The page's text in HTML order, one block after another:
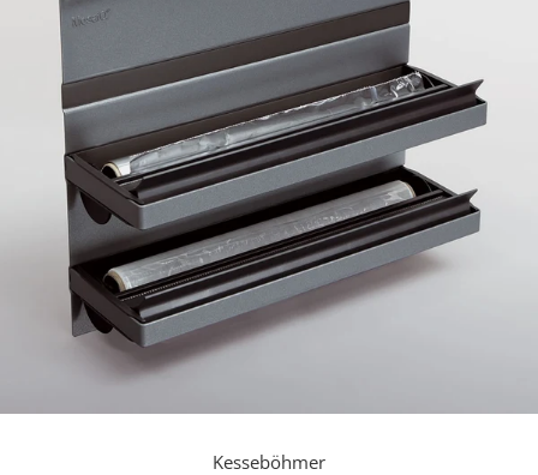
Kesseböhmer